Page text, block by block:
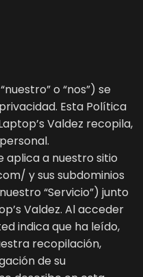
o “nos”) se
Esta Política
Valdez recopila,
aplica a nuestro sitio
y sus subdominios
“Servicio”) junto
Valdez. Al acceder
indica que ha leído,
recopilación,
de su